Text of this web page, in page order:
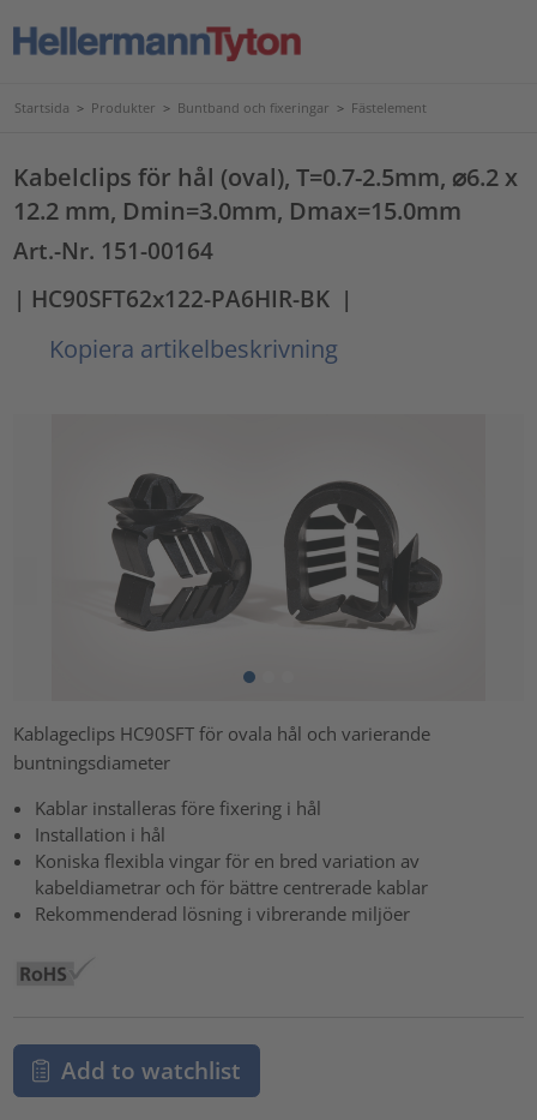
Startsida > Produkter > Buntband och fixeringar > Fästelement
Kabelclips för hål (oval), T=0.7-2.5mm, ⌀6.2 x
12.2 mm, Dmin=3.0mm, Dmax=15.0mm
Art.-Nr. 151-00164
| HC90SFT62x122-PA6HIR-BK |
Kopiera artikelbeskrivning
Kablageclips HC90SFT för ovala hål och varierande
buntningsdiameter
Kablar installeras före fixering i hål
Installation i hål
Koniska flexibla vingar för en bred variation av
kabeldiametrar och för bättre centrerade kablar
Rekommenderad lösning i vibrerande miljöer
Add to watchlist